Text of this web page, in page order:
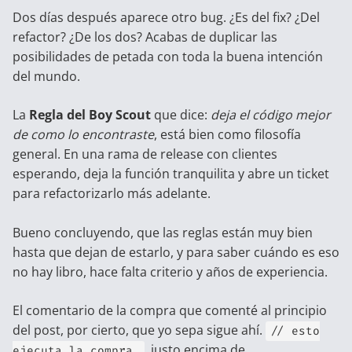
Dos días después aparece otro bug. ¿Es del fix? ¿Del
refactor? ¿De los dos? Acabas de duplicar las
posibilidades de petada con toda la buena intención
del mundo.
La Regla del Boy Scout que dice: deja el código mejor
de como lo encontraste, está bien como filosofía
general. En una rama de release con clientes
esperando, deja la función tranquilita y abre un ticket
para refactorizarlo más adelante.
Bueno concluyendo, que las reglas están muy bien
hasta que dejan de estarlo, y para saber cuándo es eso
no hay libro, hace falta criterio y años de experiencia.
El comentario de la compra que comenté al principio
del post, por cierto, que yo sepa sigue ahí.
// esto